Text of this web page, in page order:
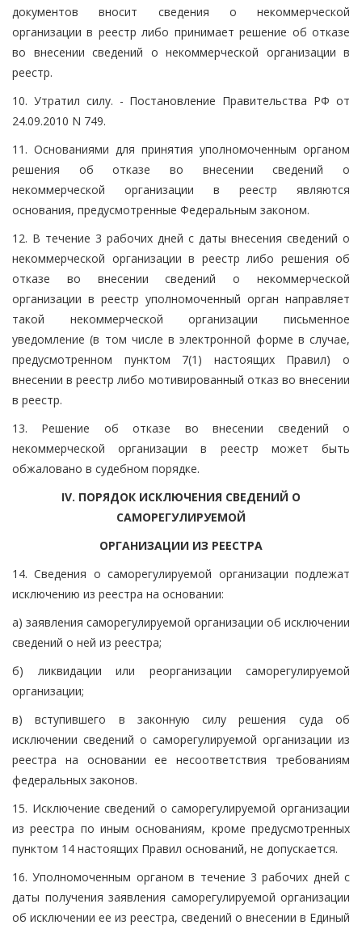
документов вносит сведения о некоммерческой
организации в реестр либо принимает решение об отказе
во внесении сведений о некоммерческой организации в
реестр.
10. Утратил силу. - Постановление Правительства РФ от
24.09.2010 N 749.
11. Основаниями для принятия уполномоченным органом
решения об отказе во внесении сведений о
некоммерческой организации в реестр являются
основания, предусмотренные Федеральным законом.
12. В течение 3 рабочих дней с даты внесения сведений о
некоммерческой организации в реестр либо решения об
отказе во внесении сведений о некоммерческой
организации в реестр уполномоченный орган направляет
такой некоммерческой организации письменное
уведомление (в том числе в электронной форме в случае,
предусмотренном пунктом 7(1) настоящих Правил) о
внесении в реестр либо мотивированный отказ во внесении
в реестр.
13. Решение об отказе во внесении сведений о
некоммерческой организации в реестр может быть
обжаловано в судебном порядке.
IV. ПОРЯДОК ИСКЛЮЧЕНИЯ СВЕДЕНИЙ О
САМОРЕГУЛИРУЕМОЙ
ОРГАНИЗАЦИИ ИЗ РЕЕСТРА
14. Сведения о саморегулируемой организации подлежат
исключению из реестра на основании:
а) заявления саморегулируемой организации об исключении
сведений о ней из реестра;
б) ликвидации или реорганизации саморегулируемой
организации;
в) вступившего в законную силу решения суда об
исключении сведений о саморегулируемой организации из
реестра на основании ее несоответствия требованиям
федеральных законов.
15. Исключение сведений о саморегулируемой организации
из реестра по иным основаниям, кроме предусмотренных
пунктом 14 настоящих Правил оснований, не допускается.
16. Уполномоченным органом в течение 3 рабочих дней с
даты получения заявления саморегулируемой организации
об исключении ее из реестра, сведений о внесении в Единый